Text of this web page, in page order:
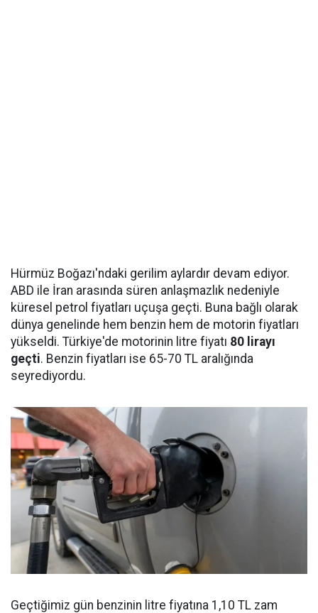
Hürmüz Boğazı'ndaki gerilim aylardır devam ediyor.
ABD ile İran arasında süren anlaşmazlık nedeniyle
küresel petrol fiyatları uçuşa geçti. Buna bağlı olarak
dünya genelinde hem benzin hem de motorin fiyatları
yükseldi. Türkiye'de motorinin litre fiyatı 80 lirayı
geçti. Benzin fiyatları ise 65-70 TL aralığında
seyrediyordu.
Geçtiğimiz gün benzinin litre fiyatına 1,10 TL zam